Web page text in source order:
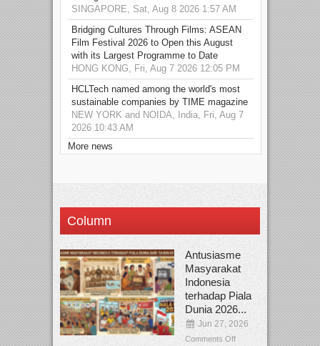
SINGAPORE, Sat, Aug 8 2026 1:57 AM
Bridging Cultures Through Films: ASEAN
Film Festival 2026 to Open this August
with its Largest Programme to Date
HONG KONG, Fri, Aug 7 2026 12:05 PM
HCLTech named among the world's most
sustainable companies by TIME magazine
NEW YORK and NOIDA, India, Fri, Aug 7
2026 10:43 AM
More news
Column
Antusiasme
Masyarakat
Indonesia
terhadap Piala
Dunia 2026...
Jun 27, 2026
Comments Off